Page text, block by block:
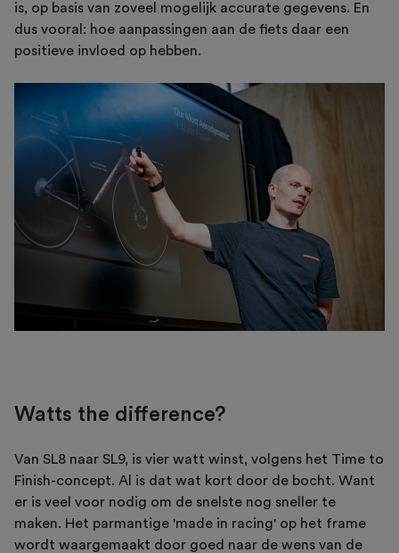
is, op basis van zoveel mogelijk accurate gegevens. En
dus vooral: hoe aanpassingen aan de fiets daar een
positieve invloed op hebben.
Watts the difference?
Van SL8 naar SL9, is vier watt winst, volgens het Time to
Finish-concept. Al is dat wat kort door de bocht. Want
er is veel voor nodig om de snelste nog sneller te
maken. Het parmantige 'made in racing' op het frame
wordt waargemaakt door goed naar de wens van de